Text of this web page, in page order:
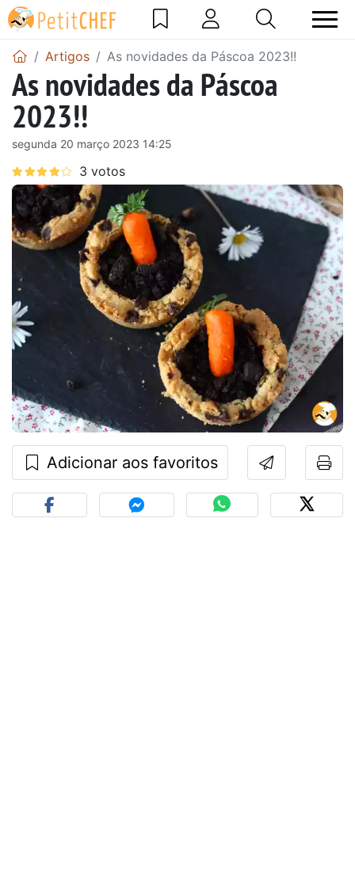
Artigos As novidades da Páscoa 2023!!
As novidades da Páscoa
2023!!
segunda 20 março 2023 14:25
Adicionar aos favoritos